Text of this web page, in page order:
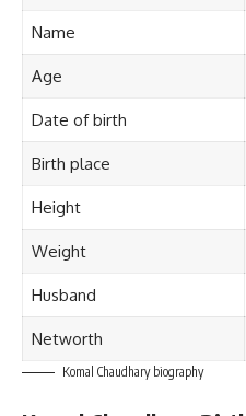
Name
Age
Date of birth
Birth place
Height
Weight
Husband
Networth
Komal Chaudhary biography